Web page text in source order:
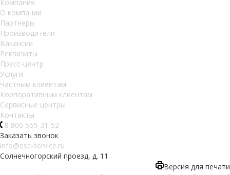
Компания
О компании
Партнеры
Производители
Вакансии
Реквизиты
Пресс-центр
Услуги
Частным клиентам
Корпоративным клиентам
Сервисные центры
Контакты
8 800 555-31-52
Заказать звонок
info@esc-service.ru
Солнечногорский проезд, д. 11
Версия для печати